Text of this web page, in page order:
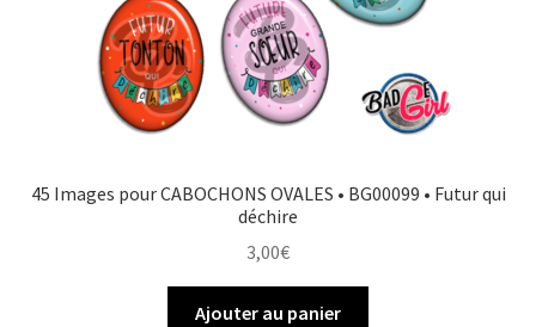
45 Images pour CABOCHONS OVALES • BG00099 • Futur qui
déchire
3,00€
Ajouter au panier